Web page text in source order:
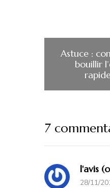
Astuce :
bouillir
7
l'avis
28/11/